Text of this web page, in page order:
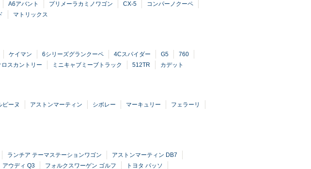
A6アバント プリメーラカミノワゴン CX-5
コンパーノクーペ
マトリックス
ケイマン 6シリーズグランクーペ 4Cスパイダー G5
760
スカントリー ミニキャブミーブトラック 512TR カデット
ピーヌ アストンマーティン シボレー マーキュリー
フェラーリ
ランチア テーマステーションワゴン
アストンマーティン DB7
アウディ Q3 フォルクスワーゲン ゴルフ
トヨタ パッソ